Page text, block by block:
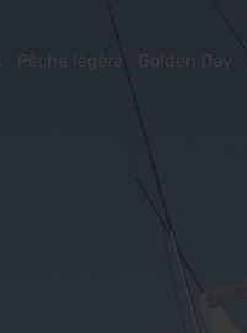
Pêche légère Golden Day